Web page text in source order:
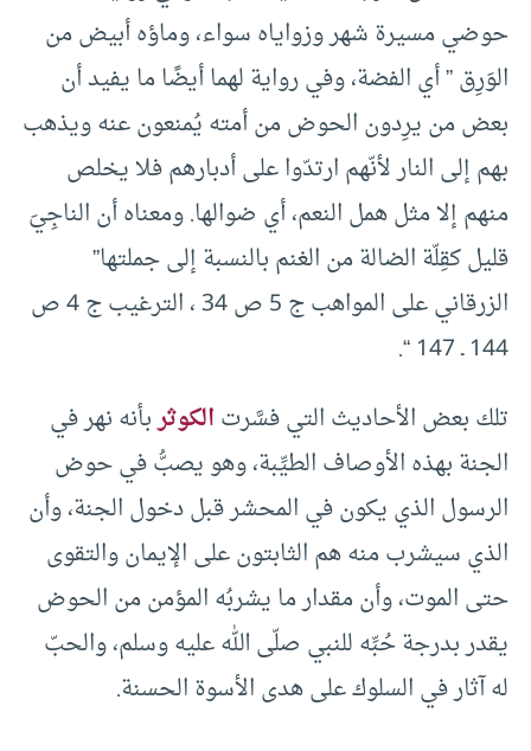
حوضي مسيرة شهر وزواياه سواء، وماؤه أبيض من
الوَرِق ” أي الفضة، وفي رواية لهما أيضًا ما يفيد أن
بعض من يرِدون الحوض من أمته يُمنعون عنه ويذهب
بهم إلى النار لأنّهم ارتدّوا على أدبارهم فلا يخلص
منهم إلا مثل همل النعم، أي ضوالها. ومعناه أن الناجِيَ
قليل كقِلّة الضالة من الغنم بالنسبة إلى جملتها”
الزرقاني على المواهب ج 5 ص 34 ، الترغيب ج 4 ص
144 ـ 147 “.
تلك بعض الأحاديث التي فسَّرتالكوثربأنه نهر في
الجنة بهذه الأوصاف الطيِّبة، وهو يصبُّ في حوض
الرسول الذي يكون في المحشر قبل دخول الجنة، وأن
الذي سيشرب منه هم الثابتون على الإيمان والتقوى
حتى الموت، وأن مقدار ما يشربُه المؤمن من الحوض
يقدر بدرجة حُبِّه للنبي صلّى الله عليه وسلم، والحبّ
له آثار في السلوك على هدى الأسوة الحسنة.